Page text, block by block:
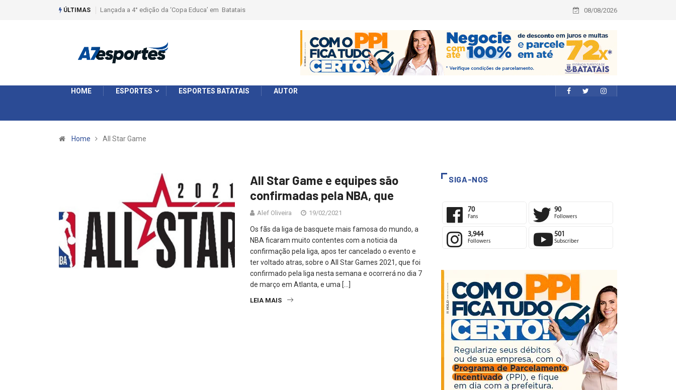
ÚLTIMAS Lançada a 4° edição da ‘Copa Educa’ em Batatais 08/08/2026
HOME ESPORTES ESPORTES BATATAIS AUTOR
Home All Star Game
All Star Game e equipes são
confirmadas pela NBA, que
Alef Oliveira 19/02/2021
Os fãs da liga de basquete mais famosa do mundo, a
NBA ficaram muito contentes com a noticia da
confirmação pela liga, apos ter cancelado o evento e
ter voltado atras, sobre o All Star Games 2021, que foi
confirmado pela liga nesta semana e ocorrerá no dia 7
de março em Atlanta, e uma […]
LEIA MAIS
SIGA-NOS
70
Fans
90
Followers
3,944
Followers
501
Subscriber